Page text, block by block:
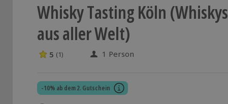
Whisky Tasting Köln (Whiskys
aus aller Welt)
5 Sterne von 5 aus 1 Bewertungen
5 (1) 1 Person
-10% ab dem 2. Gutschein